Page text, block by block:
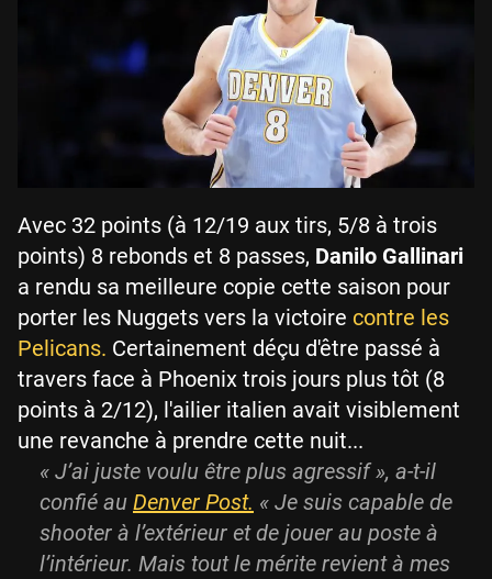
Avec 32 points (à 12/19 aux tirs, 5/8 à trois
points) 8 rebonds et 8 passes, Danilo Gallinari
a rendu sa meilleure copie cette saison pour
porter les Nuggets vers la victoire contre les
Pelicans. Certainement déçu d'être passé à
travers face à Phoenix trois jours plus tôt (8
points à 2/12), l'ailier italien avait visiblement
une revanche à prendre cette nuit...
« J’ai juste voulu être plus agressif », a-t-il
confié au Denver Post. « Je suis capable de
shooter à l’extérieur et de jouer au poste à
l’intérieur. Mais tout le mérite revient à mes